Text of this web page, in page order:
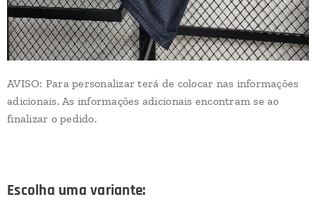
AVISO: Para personalizar terá de colocar nas informações
adicionais. As informações adicionais encontram se ao
finalizar o pedido.
Escolha uma variante: